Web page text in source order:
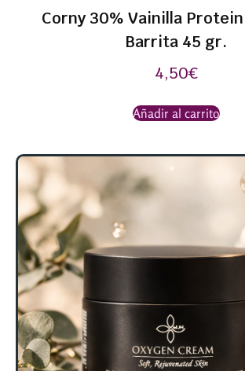
Corny 30% Vainilla
Barrita 45 gr.
4,50€
Añadir al carrito